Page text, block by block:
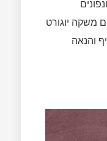
משקה יוגורט
והנאה